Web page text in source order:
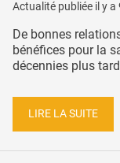
Actualité publiée il y a
De bonnes
bénéfices pour la
décennies plus
LIRE LA SUITE